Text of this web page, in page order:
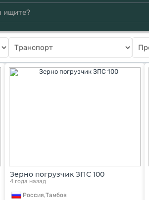
Зерно погрузчик ЗПС 100
4 года назад
Россия,Тамбов